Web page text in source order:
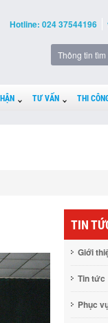
Hotline: 024 37544196
TƯ VẤN THI
TIN
Giới
Tin tức
Phục